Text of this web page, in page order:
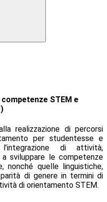
STEM e
realizzazione di percorsi
per studentesse e
di attività,
sviluppare le competenze
nonché quelle linguistiche,
di genere in termini di
di orientamento STEM.